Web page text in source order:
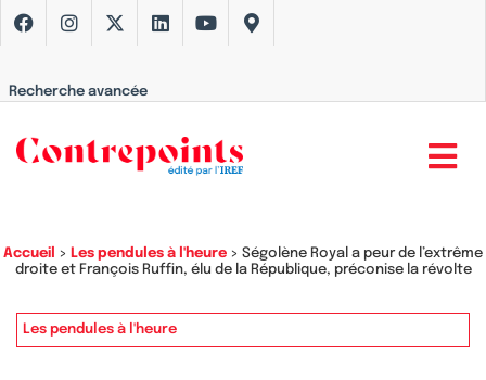
Recherche avancée
Accueil > Les pendules à l'heure > Ségolène Royal a peur de l’extrême
droite et François Ruffin, élu de la République, préconise la révolte
Les pendules à l'heure